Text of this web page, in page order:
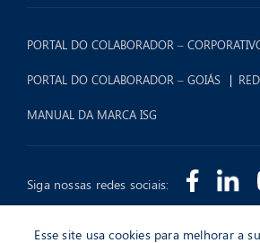
PORTAL DO COLABORADOR –
PORTAL DO COLABORADOR – GOIÁS
MANUAL DA MARCA ISG
Siga nossas redes sociais:
Esse site usa cookies para melhorar a